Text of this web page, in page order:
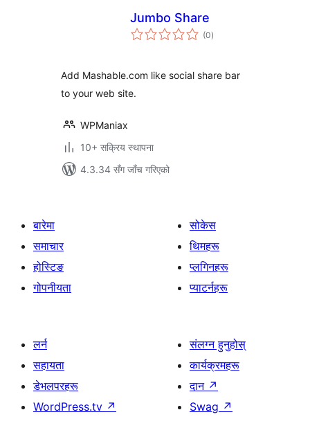
Jumbo Share
(0कुल
रेटिङ्गहरू
)
Add Mashable.com like social share bar
to your web site.
WPManiax
10+ सक्रिय स्थापना
4.3.34 सँग जाँच गरिएको
बारेमा
समाचार
होस्टिङ
गोपनीयता
सोकेस
थिमहरू
प्लगिनहरू
प्याटर्नहरू
लर्न
सहायता
डेभलपरहरू
WordPress.tv ↗
संलग्न हुनुहोस्
कार्यक्रमहरू
दान ↗
Swag ↗